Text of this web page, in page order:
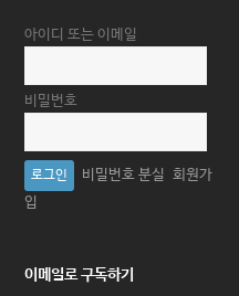
아이디 또는 이메일
비밀번호
비밀번호 분실
회원가
입
이메일로 구독하기